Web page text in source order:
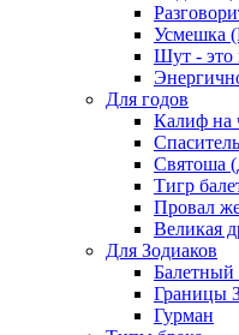
Усмешка
Шут - это
Для годов
Калиф на
Святоша
Тигр
Провал
Великая
Для Зодиаков
Балетный
Границы
Гурман